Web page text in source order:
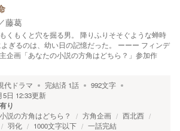
藤葛
くもくと穴を掘る男。 降りふりそそぐような蝉時
ぎるのは、幼い日の記憶だった。 ーーー フィンデ
企画「あなたの小説の方角はどちら？」参加作
代ドラマ 完結済 1話 992文字
5日 12:33更新
り
説の方角はどちら？ 方角企画
西北西
羽化 1000文字以下 一話完結